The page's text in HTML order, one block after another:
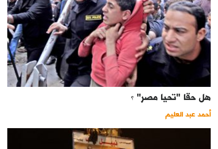
هل حقا "تحيا مصر" ؟
أحمد عبد العليم